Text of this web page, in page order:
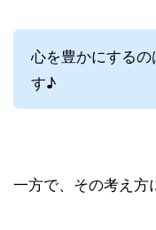
心を豊かにする
す♪
一方で、その考え方